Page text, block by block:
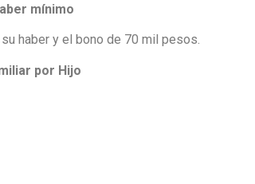
mínimo
haber y el bono de 70 mil pesos.
por Hijo